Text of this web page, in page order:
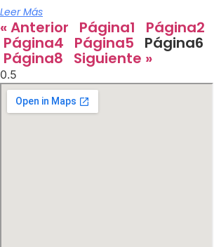
Leer Más
« Anterior Página1 Página2
Página4 Página5 Página6
Página8 Siguiente »